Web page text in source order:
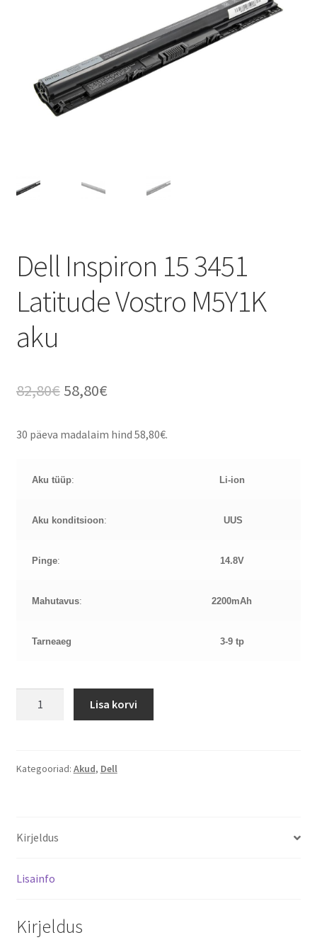
Dell Inspiron 15 3451
Latitude Vostro M5Y1K
aku
82,80€ Algne
oli:
58,80€Current
is:
30 päeva madalaim hind 58,80€.
Aku tüüp: Li-ion
Aku konditsioon: UUS
Pinge: 14.8V
Mahutavus: 2200mAh
Tarneaeg 3-9 tp
Latitude
kogus
Lisa korvi
Kategooriad: Akud, Dell
Kirjeldus
Lisainfo
Kirjeldus